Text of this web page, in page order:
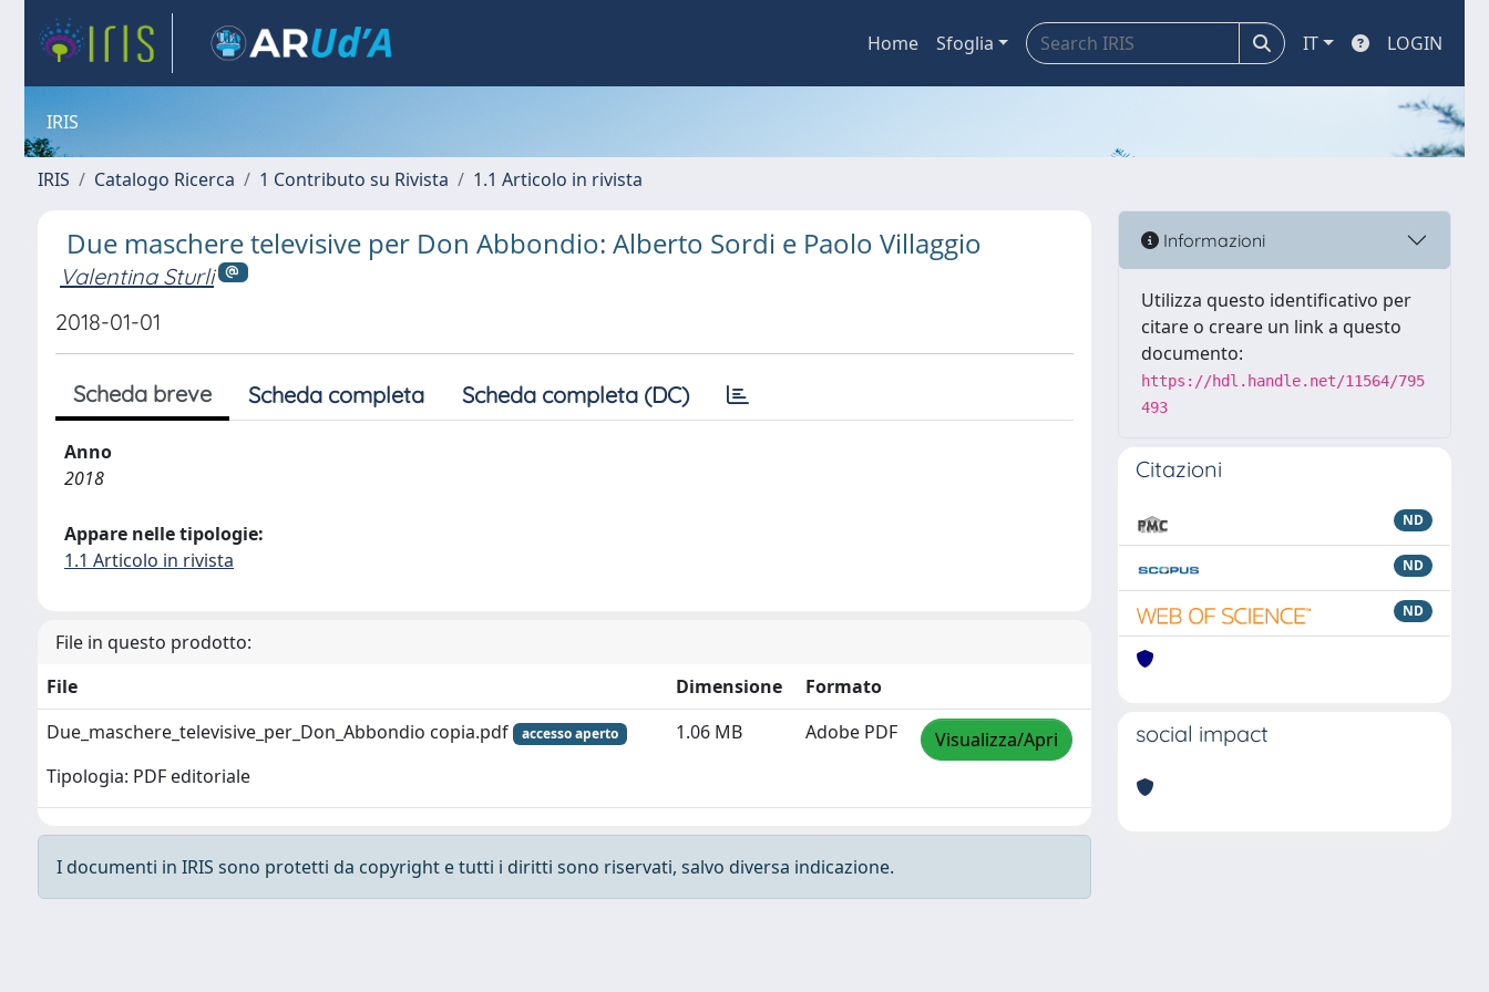
Home Sfoglia IT LOGIN
IRIS
IRIS Catalogo Ricerca 1 Contributo su Rivista 1.1 Articolo in rivista
Due maschere televisive per Don Abbondio: Alberto Sordi e Paolo Villaggio
Valentina Sturli
2018-01-01
Scheda breve Scheda completa Scheda completa (DC)
Anno
2018
Appare nelle tipologie:
1.1 Articolo in rivista
File in questo prodotto:
File
Dimensione
Formato
Due_maschere_televisive_per_Don_Abbondio copia.pdf
accesso aperto
Tipologia: PDF editoriale
1.06 MB Adobe PDF Visualizza/Apri
I documenti in IRIS sono protetti da copyright e tutti i diritti sono riservati, salvo diversa indicazione.
Informazioni
Utilizza questo identificativo per
citare o creare un link a questo
documento:
https://hdl.handle.net/11564/795
493
Citazioni
ND
ND
ND
social impact